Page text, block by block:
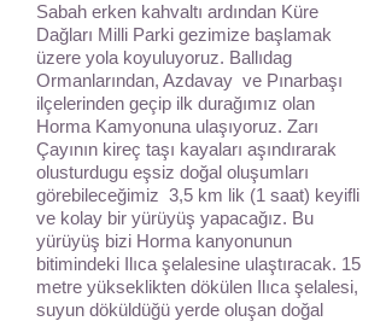
Sabah erken kahvaltı ardından Küre
Dağları Milli Parki gezimize başlamak
üzere yola koyuluyoruz. Ballıdag
Ormanlarından, Azdavay ve Pınarbaşı
ilçelerinden geçip ilk durağımız olan
Horma Kamyonuna ulaşıyoruz. Zarı
Çayının kireç taşı kayaları aşındırarak
olusturdugu eşsiz doğal oluşumları
görebileceğimiz 3,5 km lik (1 saat) keyifli
ve kolay bir yürüyüş yapacağız. Bu
yürüyüş bizi Horma kanyonunun
bitimindeki Ilıca şelalesine ulaştıracak. 15
metre yükseklikten dökülen Ilıca şelalesi,
suyun döküldüğü yerde oluşan doğal